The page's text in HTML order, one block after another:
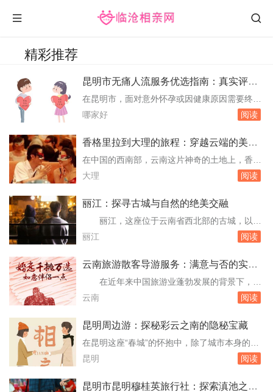
精彩推荐
昆明市无痛人流服务优选指南：真实评价
与专业建议
在昆明市，面对意外怀孕或因健康原因需要终止
妊娠的女性，选择一家专业、安全、且服务周到
数据与用户反馈，为您详细解析昆明市内几家在
需要的女性提供一份实用且可靠的参考指南。选
择无痛人流的考量因素1. 专业资质：确保所选机
哪家好 阅读
香格里拉到大理的旅程：穿越云端的美丽
距离
在中国的西南部，云南这片神奇的土地上，香格
里拉与大理这两个名字如同两颗璀璨的明珠，镶
人叹为观止的自然风光和深厚的文化底蕴，更是
上一段从香格里拉到大理的旅程，用真实的数字
和生动的描述，记录下这段穿越云端的美丽距
大理 阅读
丽江：探寻古城与自然的绝美交融
丽江，这座位于云南省西北部的古城，以其
独特的纳西族文化、悠久的历史和壮丽的自然风
地，也是无数文艺青年和摄影爱好者的天堂。本
揭示那些隐藏在喧嚣之外的宁静与美丽。古城
内：历史的低语与现代生活的和谐共存走进丽江
丽江 阅读
云南旅游散客导游服务：满意与否的实地
考察与真实反馈
在近年来中国旅游业蓬勃发展的背景下，云
南以其独特的自然风光、丰富的民族文化以及多
地。随着散客旅游的兴起，如何保证散客在云南
实地考察和真实反馈，探讨云南旅游散客导游服
务的满意度，为未来的旅游服务提供参考。#散
云南 阅读
昆明周边游：探秘彩云之南的隐秘宝藏
在昆明这座“春城”的怀抱中，除了城市本身的魅
力外，其周边地区同样隐藏着无数令人心动的自
几个不可错过的旅游胜地，揭秘那些隐藏在彩云
昆明 阅读
昆明市昆明穆桂英旅行社：探索滇池之畔